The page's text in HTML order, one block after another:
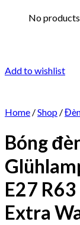
No products
Add to wishlist
Home /Shop /
Bóng
E27
Extra